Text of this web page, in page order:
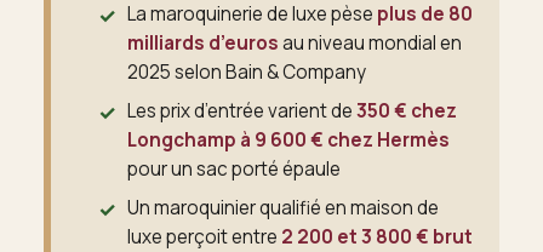
La maroquinerie de luxe pèse plus de 80
milliards d’eurosau niveau mondial en
2025 selon Bain & Company
Les prix d’entrée varient de350 € chez
Longchamp à 9 600 € chez Hermès
pour un sac porté épaule
Un maroquinier qualifié en maison de
luxe perçoit entre 2 200 et 3 800 € brut